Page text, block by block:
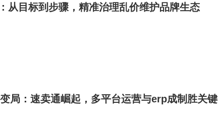
从目标到步骤，精准治理乱价维护品牌生态
局：速卖通崛起，多平台运营与erp成制胜关键